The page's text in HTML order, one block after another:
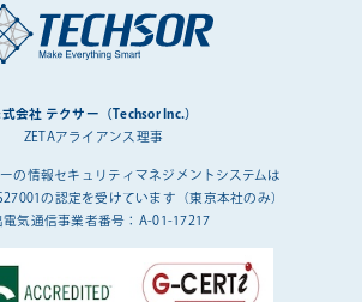
会社 テクサー（Techsor Inc.）
ZETAアライアンス理事
の情報セキュリティマネジメントシステムは
の認定を受けています（東京本社のみ）
電気通信事業者番号：A-01-17217